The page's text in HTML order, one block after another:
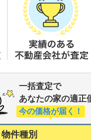
一括査定で
あなたの家の適正
今の価格が届く！